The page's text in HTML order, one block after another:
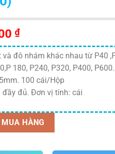
₫.
₫Giá
hiện
tại
là:
1,400 ₫.
và đô nhám khác nhau từ P40
180, P240, P320, P400,
100 cái/Hộp
đầy đủ. Đơn vị tính: cái
MUA HÀNG